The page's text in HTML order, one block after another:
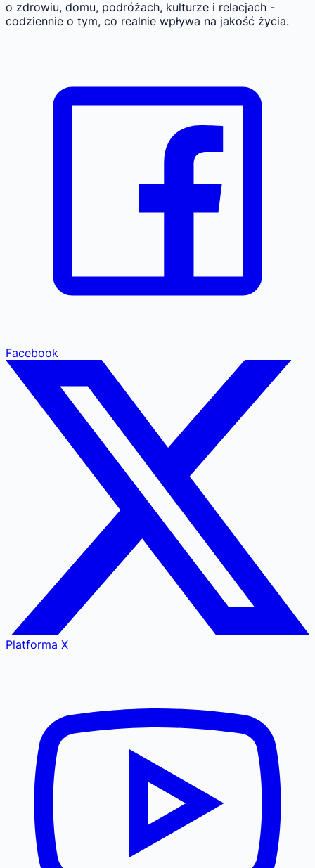
o zdrowiu, domu, podróżach, kulturze i relacjach -
codziennie o tym, co realnie wpływa na jakość życia.
Facebook
Platforma X